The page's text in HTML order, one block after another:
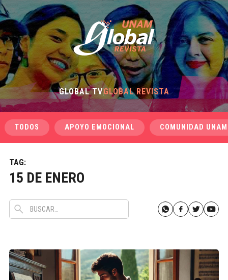
GLOBAL TVGLOBAL REVISTA
TODOS APOYO EMOCIONAL COMUNIDAD UNAM
TAG:
15 DE ENERO